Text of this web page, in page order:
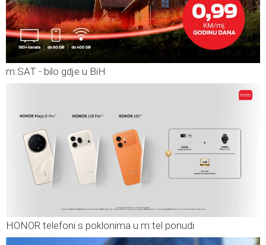
m:SAT - bilo gdje u BiH
HONOR telefoni s poklonima u m:tel ponudi